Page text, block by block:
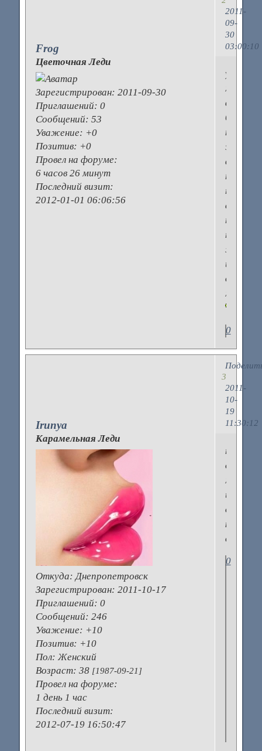
2011-
09-
30
03:00:10
Frog
Цветочная Леди
Зарегистрирован: 2011-09-30
Приглашений: 0
Сообщений: 53
Уважение: +0
Позитив: +0
Провел на форуме:
6 часов 26 минут
Последний визит:
2012-01-01 06:06:56
у
меня
все
были,
но
это
в
первом
а
потом
только
живот
и
0
3
2011-
10-
19
11:30:12
Irunya
Карамельная Леди
Откуда: Днепропетровск
Зарегистрирован: 2011-10-17
Приглашений: 0
Сообщений: 246
Уважение: +10
Позитив: +10
Пол: Женский
Возраст: 38 [1987-09-21]
Провел на форуме:
1 день 1 час
Последний визит:
2012-07-19 16:50:47
только
и
от
кофе
0